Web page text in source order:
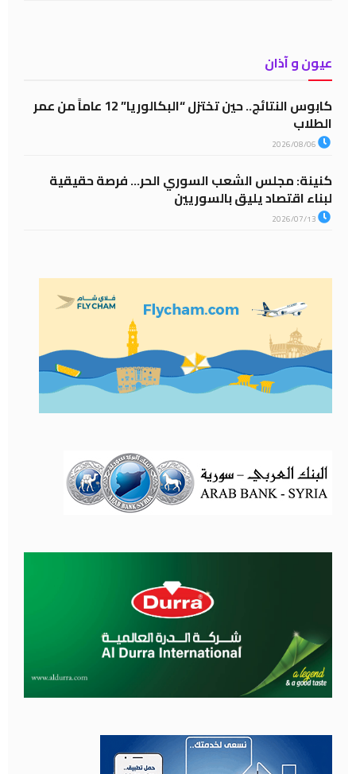
عيون و آذان
كابوس النتائج.. حين تختزل “البكالوريا” 12 عاماً من عمر
الطلاب
كنينة: مجلس الشعب السوري الحر… فرصة حقيقية
لبناء اقتصاد يليق بالسوريين